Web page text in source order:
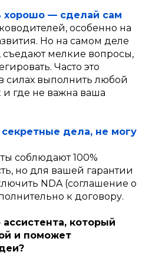
хорошо — сделай сам
особенно на
Но на самом деле
съедают мелкие вопросы,
Часто это
силах выполнить любой
где не важна ваша
дела, не могу
соблюдают 100%
но для вашей гарантии
NDA (соглашение о
к договору.
который
и поможет